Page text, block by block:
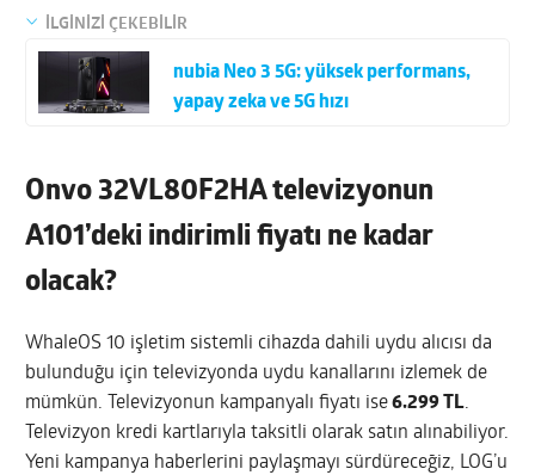
İLGİNİZİ ÇEKEBİLİR
nubia Neo 3 5G: yüksek performans,
yapay zeka ve 5G hızı
Onvo 32VL80F2HA televizyonun
A101’deki indirimli fiyatı ne kadar
olacak?
WhaleOS 10 işletim sistemli cihazda dahili uydu alıcısı da
bulunduğu için televizyonda uydu kanallarını izlemek de
mümkün. Televizyonun kampanyalı fiyatı ise6.299 TL.
Televizyon kredi kartlarıyla taksitli olarak satın alınabiliyor.
Yeni kampanya haberlerini paylaşmayı sürdüreceğiz, LOG’u